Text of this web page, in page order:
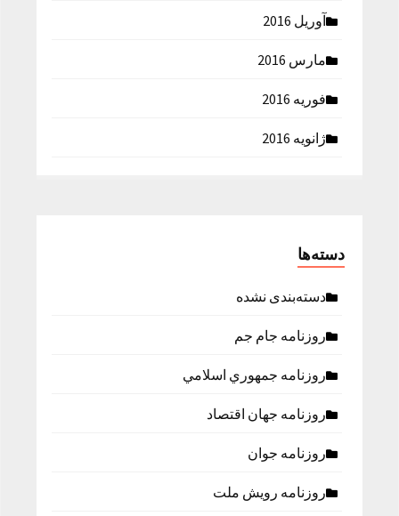
آوریل 2016
مارس 2016
فوریه 2016
ژانویه 2016
دسته‌ها
دسته‌بندی نشده
روزنامه جام جم
روزنامه جمهوري اسلامي
روزنامه جهان اقتصاد
روزنامه جوان
روزنامه رویش ملت